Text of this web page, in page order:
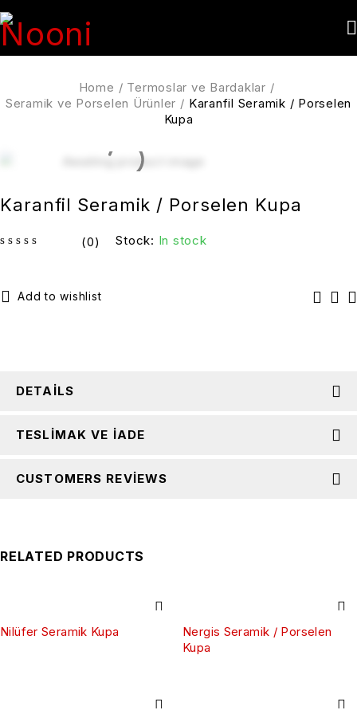
Home / Termoslar ve Bardaklar /
Seramik ve Porselen Ürünler / Karanfil Seramik / Porselen
Kupa
Karanfil Seramik / Porselen Kupa
(0) Stock: In stock
DETAILS
TESLIMAK VE İADE
CUSTOMERS REVIEWS
RELATED PRODUCTS
Nilüfer Seramik Kupa
Nergis Seramik / Porselen
Kupa